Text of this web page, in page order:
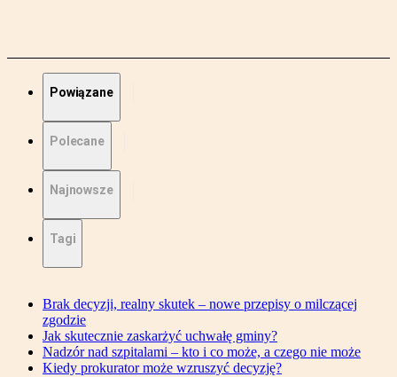
Powiązane
Polecane
Najnowsze
Tagi
Brak decyzji, realny skutek – nowe przepisy o milczącej
zgodzie
Jak skutecznie zaskarżyć uchwałę gminy?
Nadzór nad szpitalami – kto i co może, a czego nie może
Kiedy prokurator może wzruszyć decyzję?